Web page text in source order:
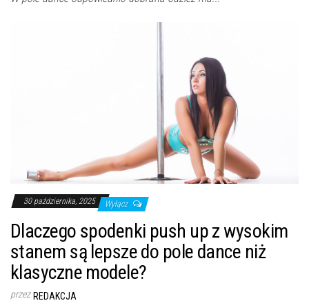
30 października, 2025 Wyłącz
Dlaczego spodenki push up z wysokim
stanem są lepsze do pole dance niż
klasyczne modele?
przez REDAKCJA